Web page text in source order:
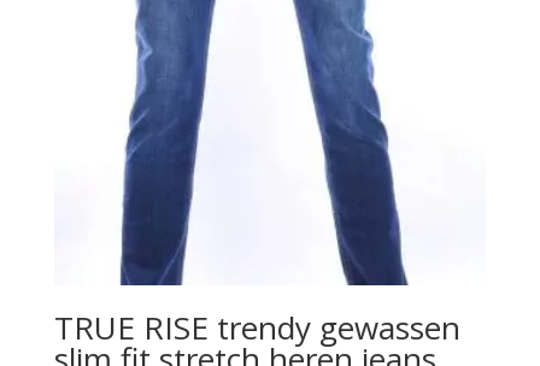
TRUE RISE trendy gewassen